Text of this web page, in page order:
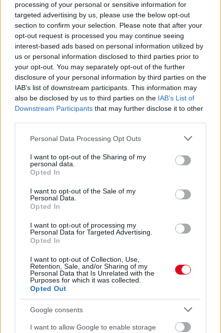
processing of your personal or sensitive information for
targeted advertising by us, please use the below opt-out
section to confirm your selection. Please note that after your
opt-out request is processed you may continue seeing
interest-based ads based on personal information utilized by
us or personal information disclosed to third parties prior to
your opt-out. You may separately opt-out of the further
disclosure of your personal information by third parties on the
IAB’s list of downstream participants. This information may
also be disclosed by us to third parties on the IAB’s List of
Downstream Participants that may further disclose it to other
Please note that this website/app uses one or more Google
not limited to your visit or usage behaviour. You may click to
grant or deny consent to Google and its third-party tags to
use your data for below specified purposes in below Google
consent section.
Personal Data Processing Opt Outs
I want to opt-out of the Sharing of my
personal data.
Opted In
I want to opt-out of the Sale of my
Personal Data.
Opted In
I want to opt-out of processing my
Personal Data for Targeted Advertising.
Opted In
I want to opt-out of Collection, Use,
Retention, Sale, and/or Sharing of my
Personal Data that Is Unrelated with the
Purposes for which it was collected.
Opted Out
Google consents
I want to allow Google to enable storage
1 napja
Hakkinen megtartaná a Norris-Piastri párost a
McLarennél, nem borítaná fel Verstappenért
1 napja
Megvan, mikor kezdődik az F1-es Bahreini Nagydíj